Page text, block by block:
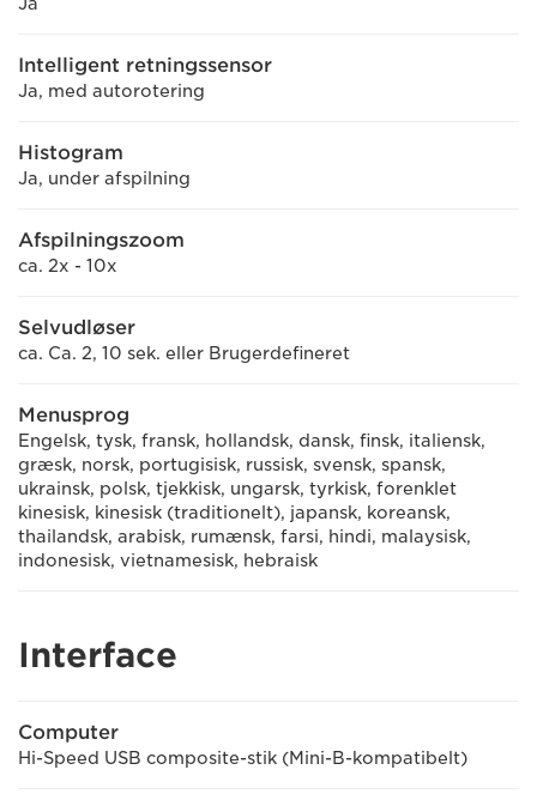
Intelligent retningssensor
Ja, med autorotering
Histogram
Ja, under afspilning
Afspilningszoom
ca. 2x - 10x
Selvudløser
ca. Ca. 2, 10 sek. eller Brugerdefineret
Menusprog
Engelsk, tysk, fransk, hollandsk, dansk, finsk, italiensk,
græsk, norsk, portugisisk, russisk, svensk, spansk,
ukrainsk, polsk, tjekkisk, ungarsk, tyrkisk, forenklet
kinesisk, kinesisk (traditionelt), japansk, koreansk,
thailandsk, arabisk, rumænsk, farsi, hindi, malaysisk,
indonesisk, vietnamesisk, hebraisk
Interface
Computer
Hi-Speed USB composite-stik (Mini-B-kompatibelt)